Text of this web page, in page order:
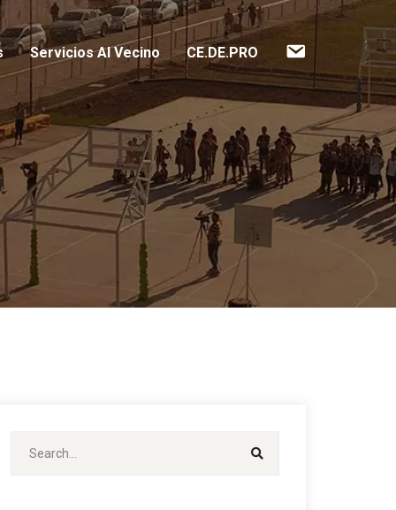
Servicios Al Vecino CE.DE.PRO Contacto